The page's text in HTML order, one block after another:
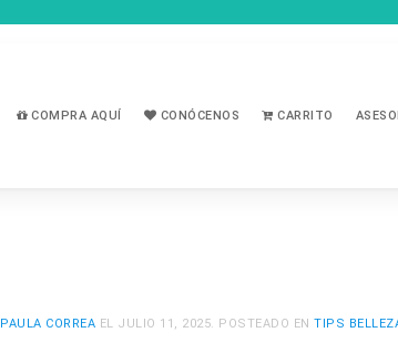
COMPRA AQUÍ CONÓCENOS CARRITO
PAULA CORREA EL JULIO 11, 2025. POSTEADO EN TIPS